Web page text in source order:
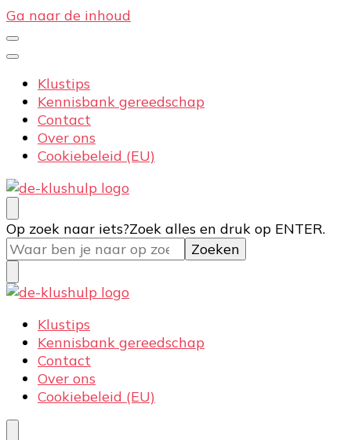
Ga naar de inhoud
Klustips
Kennisbank gereedschap
Contact
Over ons
Cookiebeleid (EU)
De-klushulp.nl | Dé online kluswijzer voor DIY’ers
Profiteer van handige klustips en handige
informatie over klussen
Op zoek naar iets?Zoek alles en druk op ENTER.
De-klushulp.nl | Dé online kluswijzer voor DIY’ers
Profiteer van handige klustips en handige
informatie over klussen
Klustips
Kennisbank gereedschap
Contact
Over ons
Cookiebeleid (EU)